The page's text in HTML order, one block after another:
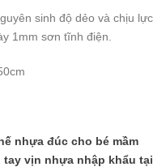
sinh độ dẻo và chịu lực
1mm sơn tĩnh điện.
nhựa đúc cho bé mầm
tay vịn nhựa nhập khẩu tại